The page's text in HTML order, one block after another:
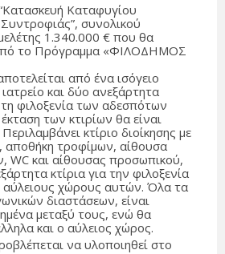
Καταφυγίου
συνολικού
1.340.000 € που θα
το Πρόγραμμα «ΦΙΛΟΔΗΜΟΣ
από ένα ισόγειο
ιατρείο και δύο ανεξάρτητα
τη φιλοξενία των αδεσπότων
των κτιρίων θα είναι
κτίριο διοίκησης με
αποθήκη τροφίμων, αίθουσα
και αίθουσας προσωπικού,
κτίρια για την φιλοξενία
χώρους αυτών. Όλα τα
διαστάσεων, είναι
μεταξύ τους, ενώ θα
και ο αύλειος χώρος.
να υλοποιηθεί στο